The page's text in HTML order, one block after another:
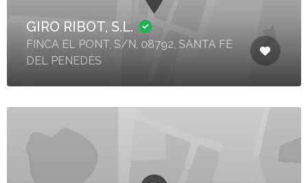
GIRO RIBOT, S.L.
FINCA EL PONT, S/N, 08792, SANTA FE
DEL PENEDÈS